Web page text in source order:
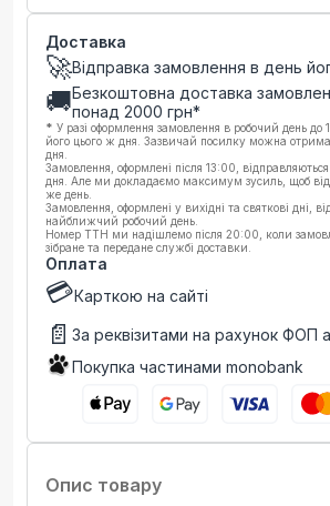
Доставка
🚀Відправка замовлення в день
🚚Безкоштовна доставка
понад 2000 грн*
* У разі оформлення замовлення в робочий день
його цього ж дня. Зазвичай посилку можна
дня.
Замовлення, оформлені після 13:00,
дня. Але ми докладаємо максимум зусиль, щоб
же день.
Замовлення, оформлені у вихідні та святкові дні,
найближчий робочий день.
Номер ТТН ми надішлемо після 20:00, коли
зібране та передане службі доставки.
Оплата
💳Карткою на сайті
📄 За реквізитами на рахунок ФОП
Покупка частинами monobank
Опис товару